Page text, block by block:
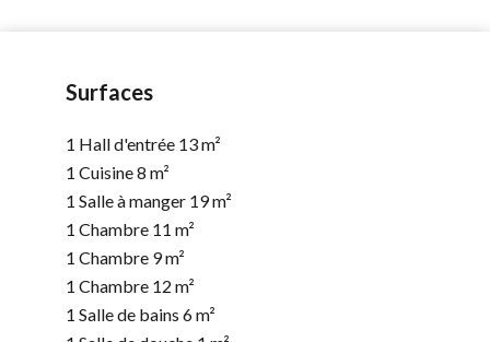
Surfaces
1 Hall d'entrée 13 m²
1 Cuisine8 m²
1 Salle à manger 19 m²
1 Chambre 11 m²
1 Chambre 9 m²
1 Chambre 12 m²
1 Salle de bains 6 m²